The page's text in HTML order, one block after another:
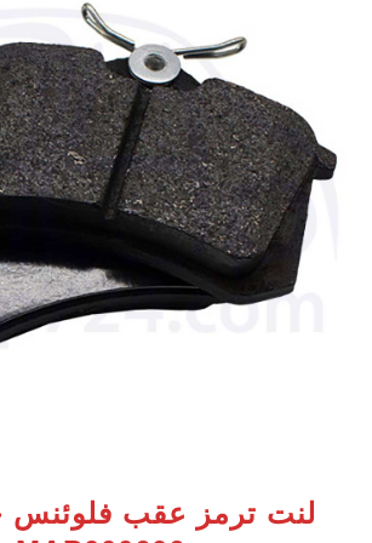
لنت ترمز عقب